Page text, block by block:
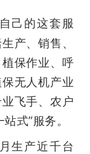
己的这套服
产、销售、
保作业、呼
无人机产业
飞手、农户
式”服务。
生产近千台